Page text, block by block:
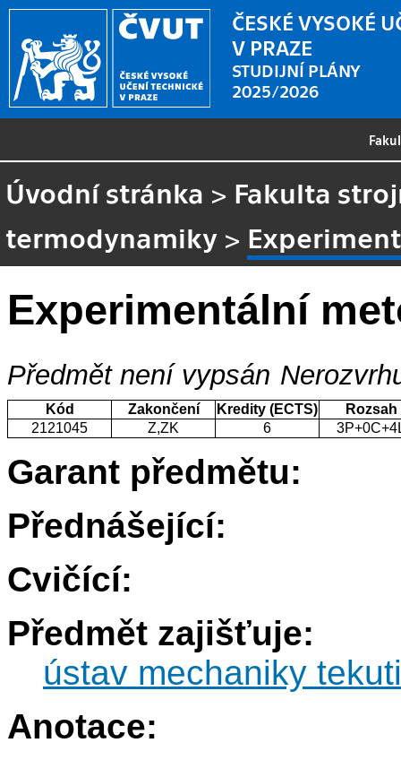
ČESKÉ VYSOKÉ
V PRAZE
STUDIJNÍ PLÁNY
2025/2026
Úvodní stránka > Fakulta
termodynamiky >
Experimentální
Předmět není vypsán
Kód Zakončení Kredity (ECTS)
Rozsah
2121045
Z,ZK 6
Garant předmětu:
Přednášející:
Cvičící:
Předmět zajišťuje:
ústav mechaniky
Anotace: